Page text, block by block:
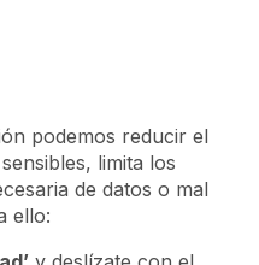
podemos reducir el
limita los
de datos o mal
ello: